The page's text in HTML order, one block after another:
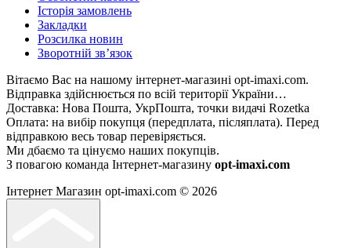
Історія замовлень
Закладки
Розсилка новин
Зворотній зв’язок
Вітаємо Вас на нашому інтернет-магазині opt-imaxi.com.
Відправка здійснюється по всій території України…
Доставка: Нова Пошта, УкрПошта, точки видачі Rozetka
Оплата: на вибір покупця (передплата, післяплата). Перед
відправкою весь товар перевіряється.
Ми дбаємо та цінуємо наших покупців.
З повагою команда Інтернет-магазину opt-imaxi.com
Інтернет Магазин opt-imaxi.com © 2026